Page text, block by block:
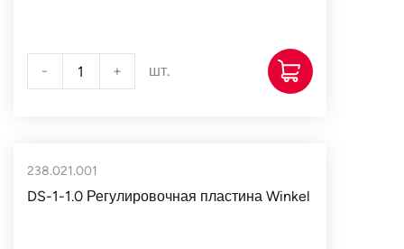
- + шт.
238.021.001
DS-1-1.0 Регулировочная пластина Winkel